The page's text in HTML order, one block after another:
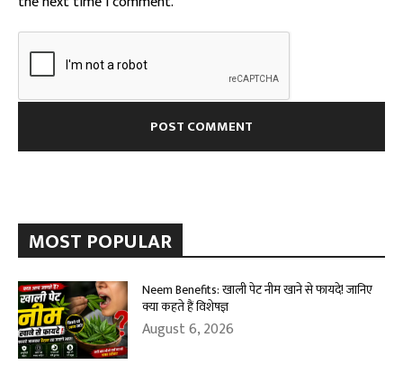
MOST POPULAR
Neem Benefits: खाली पेट नीम खाने से फायदे! जानिए
क्या कहते हैं विशेषज्ञ
August 6, 2026